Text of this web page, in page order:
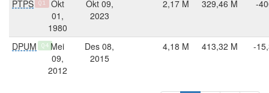
PTPS Q1
Okt
01,
1980
Okt 09,
2023
2,17 M 329,46 M -
DPUM Q4 Mei
09,
2012
Des 08,
2015
4,18 M 413,32 M -